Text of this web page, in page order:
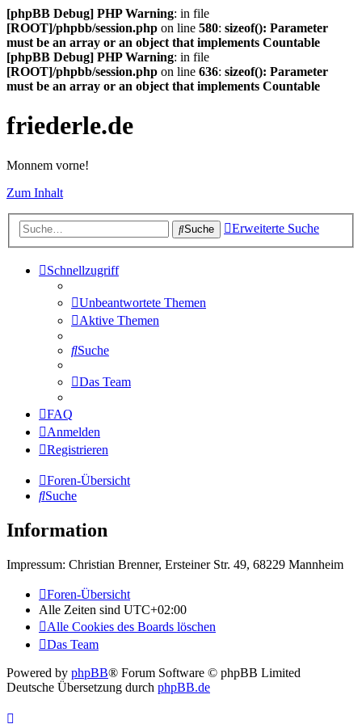
[phpBB Debug] PHP Warning: in file
[ROOT]/phpbb/session.php on line 580: sizeof(): Parameter
must be an array or an object that implements Countable
[phpBB Debug] PHP Warning: in file
[ROOT]/phpbb/session.php on line 636: sizeof(): Parameter
must be an array or an object that implements Countable
friederle.de
Monnem vorne!
Zum Inhalt
Suche Erweiterte Suche
Schnellzugriff
Unbeantwortete Themen
Aktive Themen
Suche
Das Team
FAQ
Anmelden
Registrieren
Foren-Übersicht
Suche
Information
Impressum: Christian Brenner, Ersteiner Str. 49, 68229 Mannheim
Foren-Übersicht
Alle Zeiten sind UTC+02:00
Alle Cookies des Boards löschen
Das Team
Powered by phpBB® Forum Software © phpBB Limited
Deutsche Übersetzung durch phpBB.de